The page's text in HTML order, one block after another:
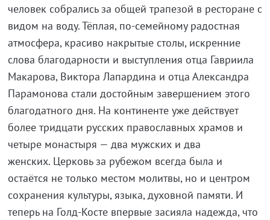
человек собрались за общей трапезой в ресторане с
видом на воду. Тёплая, по-семейному радостная
атмосфера, красиво накрытые столы, искренние
слова благодарности и выступления отца Гавриила
Макарова, Виктора Лапардина и отца Александра
Парамонова стали достойным завершением этого
благодатного дня. На континенте уже действует
более тридцати русских православных храмов и
четыре монастыря — два мужских и два
женских. Церковь за рубежом всегда была и
остаётся не только местом молитвы, но и центром
сохранения культуры, языка, духовной памяти. И
теперь на Голд-Косте впервые засияла надежда, что